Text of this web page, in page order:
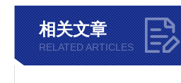
相关文章
RELATED ARTICLES